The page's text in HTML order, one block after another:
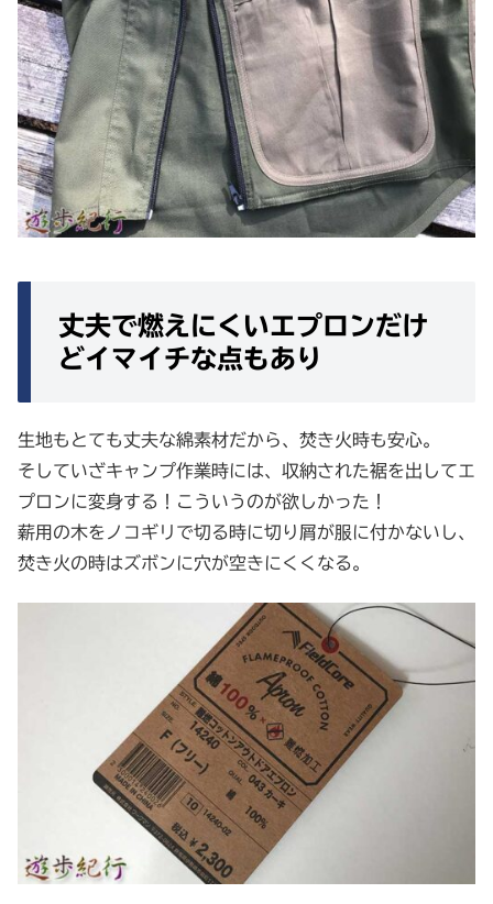
丈夫で燃えにくいエプロンだけ
どイマイチな点もあり
生地もとても丈夫な綿素材だから、焚き火時も安心。
そしていざキャンプ作業時には、収納された裾を出してエ
プロンに変身する！こういうのが欲しかった！
薪用の木をノコギリで切る時に切り屑が服に付かないし、
焚き火の時はズボンに穴が空きにくくなる。